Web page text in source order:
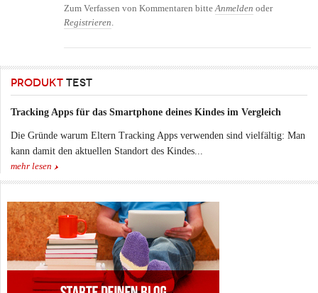
Zum Verfassen von Kommentaren bitteAnmelden oder
Registrieren.
PRODUKT TEST
Tracking Apps für das Smartphone deines Kindes im Vergleich
Die Gründe warum Eltern Tracking Apps verwenden sind vielfältig: Man
kann damit den aktuellen Standort des Kindes...
mehr lesen